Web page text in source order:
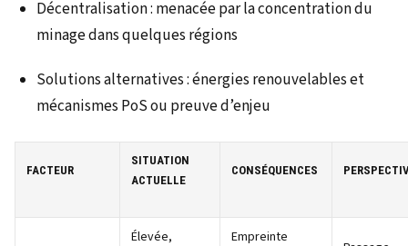
Décentralisation : menacée par la concentration du
minage dans quelques régions
Solutions alternatives : énergies renouvelables et
mécanismes PoS ou preuve d’enjeu
FACTEUR
SITUATION
ACTUELLE
CONSÉQUENCES
Élevée,
Empreinte